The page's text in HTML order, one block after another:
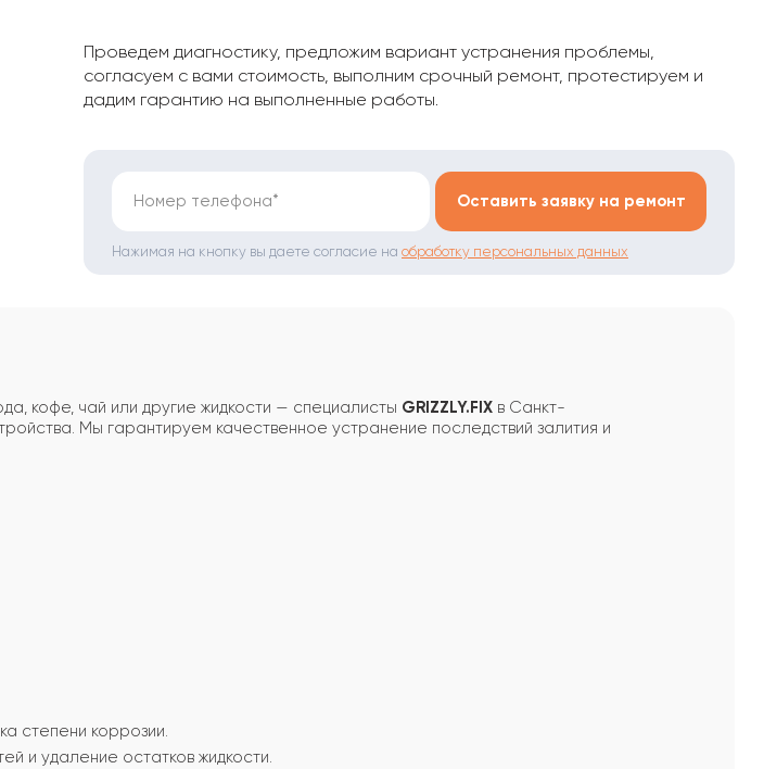
Проведем диагностику, предложим вариант устранения проблемы,
согласуем с вами стоимость, выполним срочный ремонт, протестируем и
дадим гарантию на выполненные работы.
Номер телефона* Оставить заявку на ремонт
Нажимая на кнопку вы даете согласие на обработку персональных данных
кофе, чай или другие жидкости — специалисты GRIZZLY.FIX в Санкт-
Мы гарантируем качественное устранение последствий залития и
степени коррозии.
и удаление остатков жидкости.